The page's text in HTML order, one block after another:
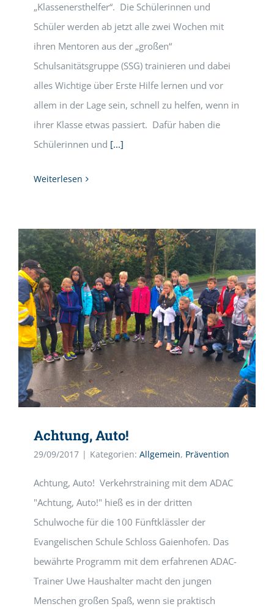
„Klassenersthelfer“. Die Schülerinnen und
Schüler werden ab jetzt alle zwei Wochen mit
ihren Mentoren aus der „großen“
Schulsanitätsgruppe (SSG) trainieren und dabei
alles Wichtige über Erste Hilfe lernen und vor
allem in der Lage sein, schnell zu helfen, wenn in
ihrer Klasse etwas passiert. Dafür haben die
Schülerinnen und [...]
Weiterlesen
Achtung, Auto!
29/09/2017 | Kategorien: Allgemein, Prävention
Achtung, Auto! Verkehrstraining mit dem ADAC
"Achtung, Auto!" hieß es in der dritten
Schulwoche für die 100 Fünftklässler der
Evangelischen Schule Schloss Gaienhofen. Das
bewährte Programm mit dem erfahrenen ADAC-
Trainer Uwe Haushalter macht den jungen
Menschen großen Spaß, wenn sie praktisch